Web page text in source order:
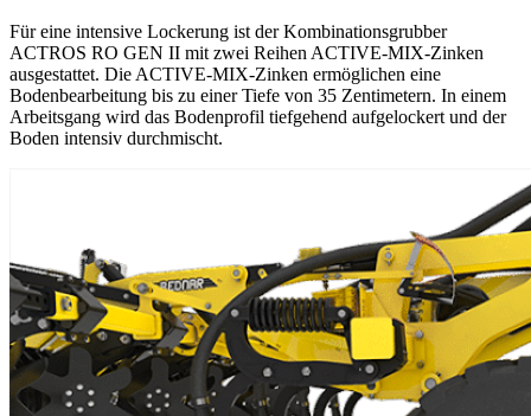
Für eine intensive Lockerung ist der Kombinationsgrubber
ACTROS RO GEN II mit zwei Reihen ACTIVE-MIX-Zinken
ausgestattet. Die ACTIVE-MIX-Zinken ermöglichen eine
Bodenbearbeitung bis zu einer Tiefe von 35 Zentimetern. In einem
Arbeitsgang wird das Bodenprofil tiefgehend aufgelockert und der
Boden intensiv durchmischt.